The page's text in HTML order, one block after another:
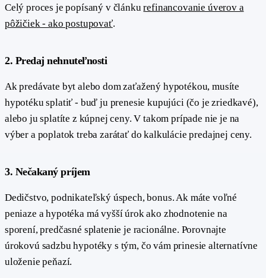
Celý proces je popísaný v článkurefinancovanie úverov a
pôžičiek - ako postupovať.
2. Predaj nehnuteľnosti
Ak predávate byt alebo dom zaťažený hypotékou, musíte
hypotéku splatiť - buď ju prenesie kupujúci (čo je zriedkavé),
alebo ju splatíte z kúpnej ceny. V takom prípade nie je na
výber a poplatok treba zarátať do kalkulácie predajnej ceny.
3. Nečakaný príjem
Dedičstvo, podnikateľský úspech, bonus. Ak máte voľné
peniaze a hypotéka má vyšší úrok ako zhodnotenie na
sporení, predčasné splatenie je racionálne. Porovnajte
úrokovú sadzbu hypotéky s tým, čo vám prinesie alternatívne
uloženie peňazí.